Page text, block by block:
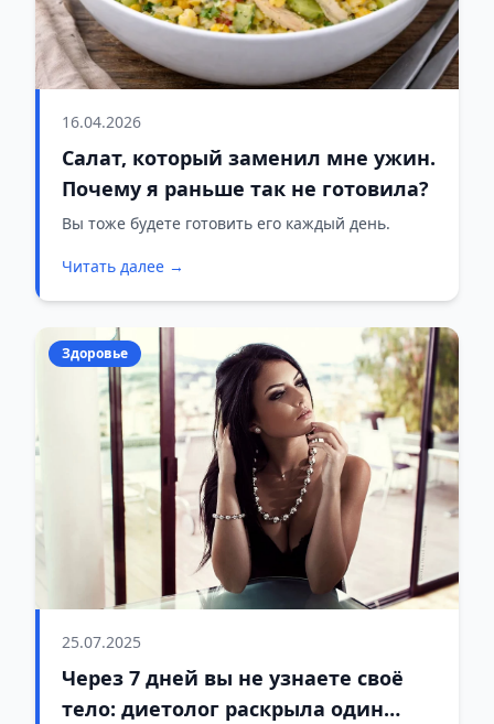
16.04.2026
Салат, который заменил мне ужин.
Почему я раньше так не готовила?
Вы тоже будете готовить его каждый день.
Читать далее →
Здоровье
25.07.2025
Через 7 дней вы не узнаете своё
тело: диетолог раскрыла один